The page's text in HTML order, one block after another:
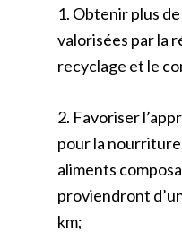
1. Obtenir plus
valorisées par la
recyclage et le
2. Favoriser
pour la
aliments
proviendront
km;